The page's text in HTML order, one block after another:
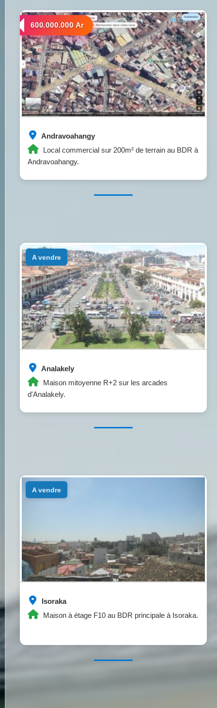
Andravoahangy
Local commercial sur 200m² de terrain au BDR à
Andravoahangy.
a vendre
600.000.000 Ar
Analakely
Maison mitoyenne R+2 sur les arcades
d'Analakely.
a vendre
Isoraka
Maison à étage F10 au BDR principale à Isoraka.
a vendre